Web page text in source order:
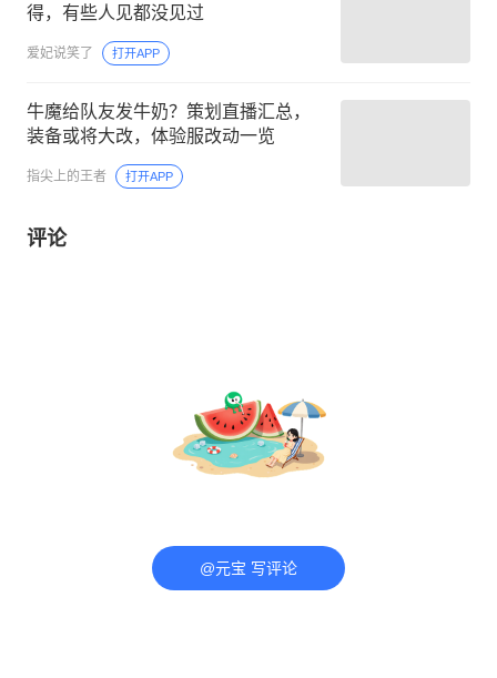
得，有些人见都没见过
爱妃说笑了 打开APP
牛魔给队友发牛奶？策划直播汇总，
装备或将大改，体验服改动一览
指尖上的王者 打开APP
评论
@元宝 写评论